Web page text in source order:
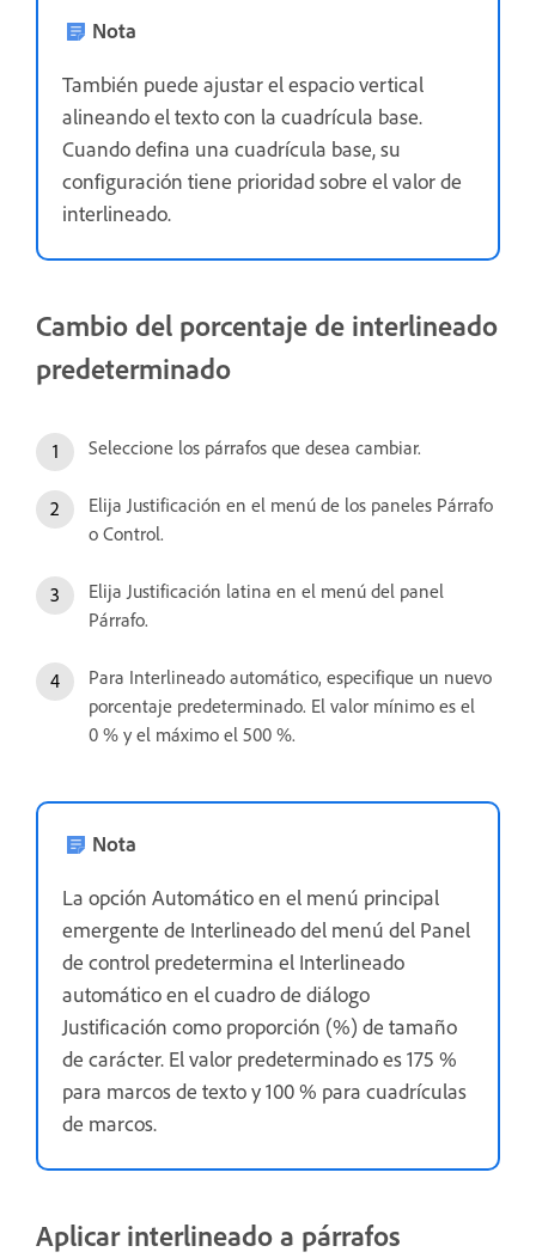
Nota
También puede ajustar el espacio vertical
alineando el texto con la cuadrícula base.
Cuando defina una cuadrícula base, su
configuración tiene prioridad sobre el valor de
interlineado.
Cambio del porcentaje de interlineado
predeterminado
Seleccione los párrafos que desea cambiar.
Elija Justificación en el menú de los paneles Párrafo
o Control.
Elija Justificación latina en el menú del panel
Párrafo.
Para Interlineado automático, especifique un nuevo
porcentaje predeterminado. El valor mínimo es el
0 % y el máximo el 500 %.
Nota
La opción Automático en el menú principal
emergente de Interlineado del menú del Panel
de control predetermina el Interlineado
automático en el cuadro de diálogo
Justificación como proporción (%) de tamaño
de carácter. El valor predeterminado es 175 %
para marcos de texto y 100 % para cuadrículas
de marcos.
Aplicar interlineado a párrafos